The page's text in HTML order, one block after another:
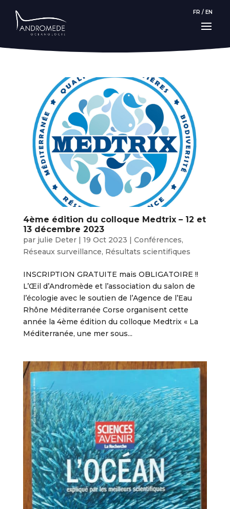
FR / EN
4ème édition du colloque Medtrix – 12 et
13 décembre 2023
par julie Deter| 19 Oct 2023 | Conférences,
Réseaux surveillance, Résultats scientifiques
INSCRIPTION GRATUITE mais OBLIGATOIRE !!
L’Œil d’Andromède et l’association du salon de
l’écologie avec le soutien de l’Agence de l’Eau
Rhône Méditerranée Corse organisent cette
année la 4ème édition du colloque Medtrix « La
Méditerranée, une mer sous...